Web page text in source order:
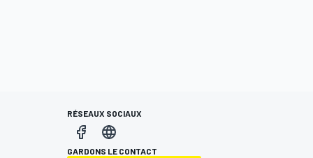
RÉSEAUX SOCIAUX
GARDONS LE CONTACT